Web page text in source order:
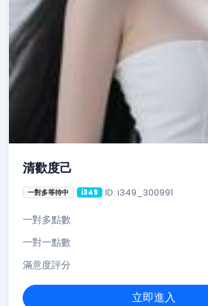
清歡度己
一對多等待中 i349 ID: i349_300991
一對多點數
一對一點數
滿意度評分
立即進入